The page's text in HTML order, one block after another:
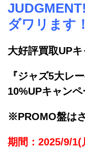
ダワリます
大好評買取UPキ
『ジャズ5大レ
10%UPキャンペ
※PROMO盤は
期間：2025/9/